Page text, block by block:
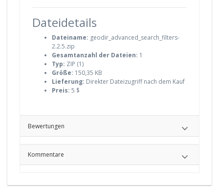
Dateidetails
Dateiname: geodir_advanced_search_filters-
2.2.5.zip
Gesamtanzahl der Dateien: 1
Typ: ZIP (1)
Größe: 150,35 KB
Lieferung: Direkter Dateizugriff nach dem Kauf
Preis: 5 $
Bewertungen
Kommentare